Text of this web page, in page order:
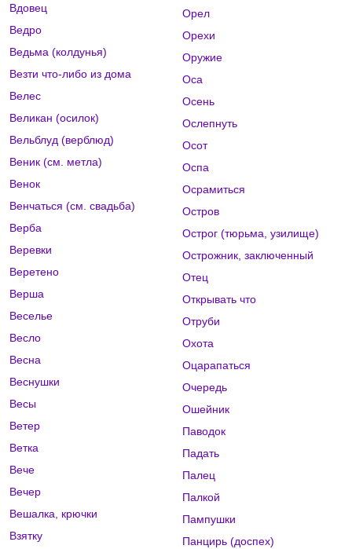
Вдовец
Ведро
Ведьма (колдунья)
Везти что-либо из дома
Велес
Великан (осилок)
Вельблуд (верблюд)
Веник (см. метла)
Венок
Венчаться (см. свадьба)
Верба
Веревки
Веретено
Верша
Веселье
Весло
Весна
Веснушки
Весы
Ветер
Ветка
Вече
Вечер
Вешалка, крючки
Взятку
Орел
Орехи
Оружие
Оса
Осень
Ослепнуть
Осот
Оспа
Осрамиться
Остров
Острог (тюрьма, узилище)
Острожник, заключенный
Отец
Открывать что
Отруби
Охота
Оцарапаться
Очередь
Ошейник
Паводок
Падать
Палец
Палкой
Пампушки
Панцирь (доспех)